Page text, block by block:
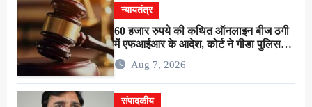
न्यायतंत्र
60 हजार रुपये की कथित ऑनलाइन बीज ठगी
में एफआईआर के आदेश, कोर्ट ने गीडा पुलिस
को 24 घंटे में मुकदमा दर्ज करने का दिया निर्देश
Aug 7, 2026
संपादकीय